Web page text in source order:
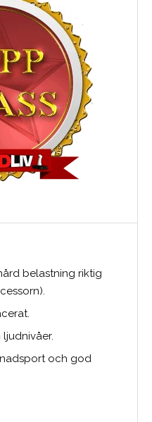
belastning riktig
och god